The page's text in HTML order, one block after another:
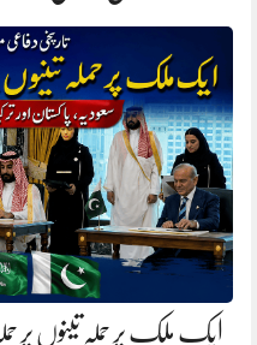
ایک ملک پر حملہ تینوں پر